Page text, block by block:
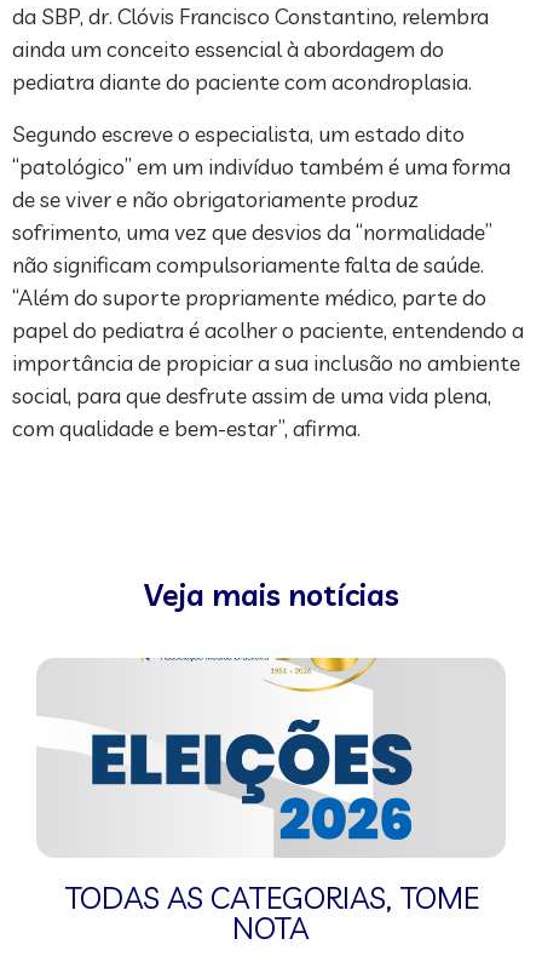
da SBP, dr. Clóvis Francisco Constantino, relembra
ainda um conceito essencial à abordagem do
pediatra diante do paciente com acondroplasia.
Segundo escreve o especialista, um estado dito
“patológico” em um indivíduo também é uma forma
de se viver e não obrigatoriamente produz
sofrimento, uma vez que desvios da “normalidade”
não significam compulsoriamente falta de saúde.
“Além do suporte propriamente médico, parte do
papel do pediatra é acolher o paciente, entendendo a
importância de propiciar a sua inclusão no ambiente
social, para que desfrute assim de uma vida plena,
com qualidade e bem-estar”, afirma.
Veja mais notícias
TODAS AS CATEGORIAS, TOME
NOTA